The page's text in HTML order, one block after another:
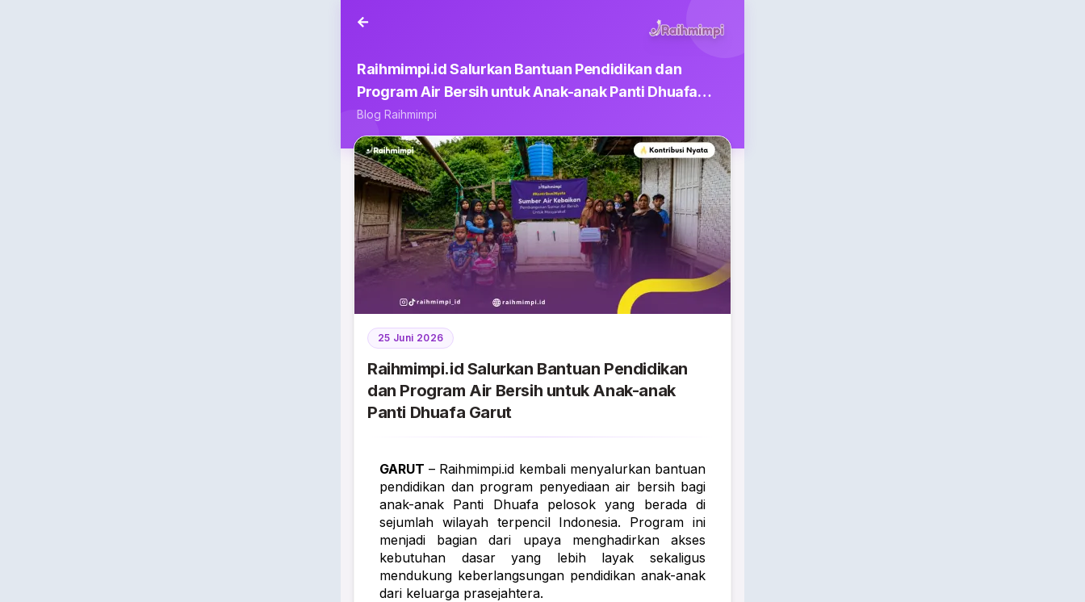
Raihmimpi.id Salurkan Bantuan Pendidikan dan
Program Air Bersih untuk Anak-anak Panti Dhuafa
Garut
Blog Raihmimpi
25 Juni 2026
Raihmimpi.id Salurkan Bantuan Pendidikan
dan Program Air Bersih untuk Anak-anak
Panti Dhuafa Garut
GARUT – Raihmimpi.id kembali menyalurkan bantuan
pendidikan dan program penyediaan air bersih bagi
anak-anak Panti Dhuafa pelosok yang berada di
sejumlah wilayah terpencil Indonesia. Program ini
menjadi bagian dari upaya menghadirkan akses
kebutuhan dasar yang lebih layak sekaligus
mendukung keberlangsungan pendidikan anak-anak
dari keluarga prasejahtera.